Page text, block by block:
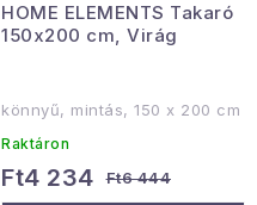
HOME ELEMENTS Takaró
150x200 cm, Virág
könnyű, mintás, 150 x 200 cm
Raktáron
Ft4 234 Ft6 444